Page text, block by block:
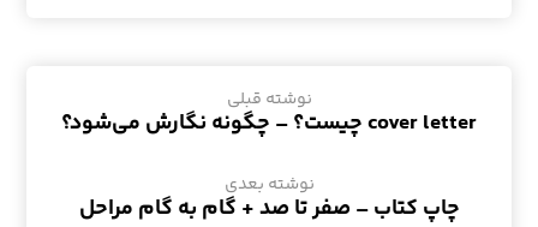
نوشته قبلی
cover letter چیست؟ – چگونه نگارش می‌شود؟
نوشته بعدی
چاپ کتاب – صفر تا صد + گام به گام مراحل